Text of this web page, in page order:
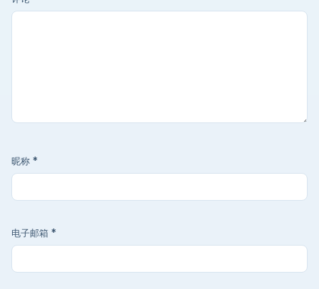
昵称 *
电子邮箱 *